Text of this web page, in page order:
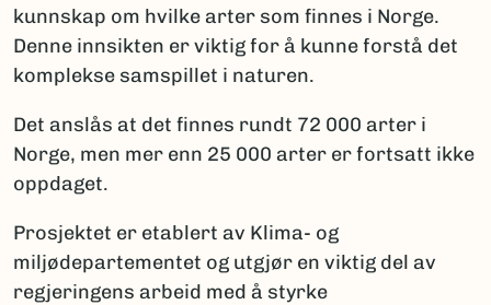
kunnskap om hvilke arter som finnes i Norge.
Denne innsikten er viktig for å kunne forstå det
komplekse samspillet i naturen.
Det anslås at det finnes rundt 72 000 arter i
Norge, men mer enn 25 000 arter er fortsatt ikke
oppdaget.
Prosjektet er etablert av Klima- og
miljødepartementet og utgjør en viktig del av
regjeringens arbeid med å styrke